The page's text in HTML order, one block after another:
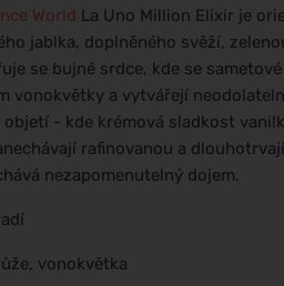
World La Uno Million Elixir je
jablka, doplněného svěží,
se bujné srdce, kde se
vonokvětky a vytvářejí
objetí - kde krémová sladkost
rafinovanou a
nezapomenutelný dojem.
vonokvětka